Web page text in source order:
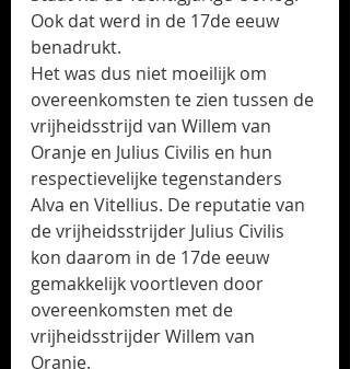
Ook dat werd in de 17de eeuw
benadrukt.
Het was dus niet moeilijk om
overeenkomsten te zien tussen de
vrijheidsstrijd van Willem van
Oranje en Julius Civilis en hun
respectievelijke tegenstanders
Alva en Vitellius. De reputatie van
de vrijheidsstrijder Julius Civilis
kon daarom in de 17de eeuw
gemakkelijk voortleven door
overeenkomsten met de
vrijheidsstrijder Willem van
Oranje.